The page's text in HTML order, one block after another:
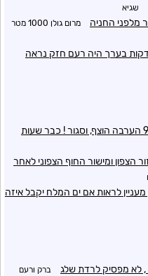
שגיא
מלפני החניה מרום גולן 1000 מטר
דקות בערך היה רעם חזק נראה
זרימה חזקה בנחל ערוגות, כביש- 90 הערבה הוצף, וסגור ! כבר שעות
ומישור החוף הצפוני לאחר
בספיקה של 137 מ״ק , מעניין לראות אם ים המלח יקבל איזה
לא מפסיק לרדת שלג ברק ורעם